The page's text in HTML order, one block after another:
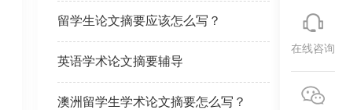
留学生论文摘要应该怎么写？
英语学术论文摘要辅导
澳洲留学生学术论文摘要怎么写？
在线咨询